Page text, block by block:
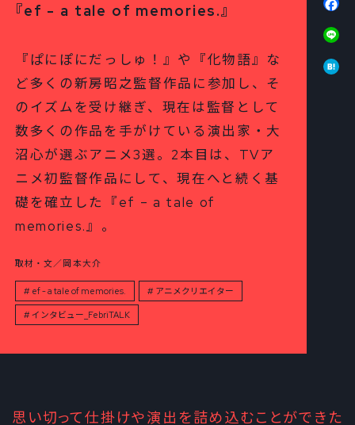
『ef - a tale of memories.』
『ぱにぽにだっしゅ！』や『化物語』な
ど多くの新房昭之監督作品に参加し、そ
のイズムを受け継ぎ、現在は監督として
数多くの作品を手がけている演出家・大
沼心が選ぶアニメ3選。2本目は、TVア
ニメ初監督作品にして、現在へと続く基
礎を確立した『ef – a tale of
memories.』。
取材・文／岡本大介
ef - a tale of memories. アニメクリエイター
インタビュー_FebriTALK
思い切って仕掛けや演出を詰め込むことができた